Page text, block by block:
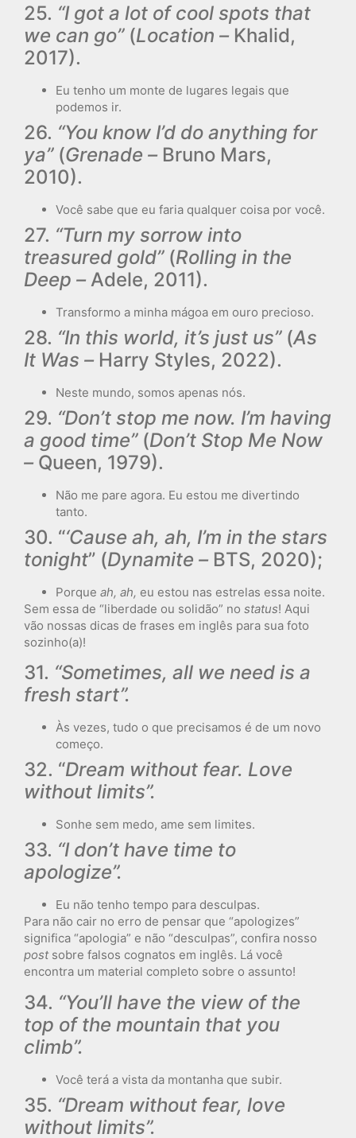
25. “I got a lot of cool spots that
we can go”(Location – Khalid,
2017).
Eu tenho um monte de lugares legais que
podemos ir.
26. “You know I’d do anything for
ya”(Grenade – Bruno Mars,
2010).
Você sabe que eu faria qualquer coisa por você.
27. “Turn my sorrow into
treasured gold”(Rolling in the
Deep – Adele, 2011).
Transformo a minha mágoa em ouro precioso.
28. “In this world, it’s just us”(As
It Was – Harry Styles, 2022).
Neste mundo, somos apenas nós.
29. “Don’t stop me now. I’m having
a good time”(Don’t Stop Me Now
– Queen, 1979).
Não me pare agora. Eu estou me divertindo
tanto.
30. “‘Cause ah, ah, I’m in the stars
tonight” (Dynamite – BTS, 2020);
Porque ah, ah, eu estou nas estrelas essa noite.
Sem essa de “liberdade ou solidão” no status! Aqui
vão nossas dicas de frases em inglês para sua foto
sozinho(a)!
31. “Sometimes, all we need is a
fresh start”.
Às vezes, tudo o que precisamos é de um novo
começo.
32. “Dream without fear. Love
without limits”.
Sonhe sem medo, ame sem limites.
33. “I don’t have time to
apologize”.
Eu não tenho tempo para desculpas.
Para não cair no erro de pensar que “apologizes”
significa “apologia” e não “desculpas”, confira nosso
post sobre falsos cognatos em inglês. Lá você
encontra um material completo sobre o assunto!
34. “You’ll have the view of the
top of the mountain that you
climb”.
Você terá a vista da montanha que subir.
35. “Dream without fear, love
without limits”.